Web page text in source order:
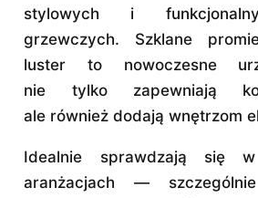
stylowych i
grzewczych. Szklane
luster to nowoczesne
nie tylko zapewniają
ale również dodają wnętrzom
Idealnie sprawdzają się w
aranżacjach —